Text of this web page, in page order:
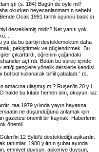
(s. 184) Bugün de öyle mi?
okurken heyecanlanmamın sebebi
Ocak 1991 tarihli üçüncü baskısı
desteklemiş midir? Net yanıtı yok.
ya da bu partiyi desteklemekten daha
pekiştirmek ve güçlendirmek. Bu
çıkarttırdı, öğrenim çağındaki
açtırdı. Bütün bu süreç içinde
ettiği gençlere yönelik derslerle kendisi
bol kullanarak bilfiil çabaladı.” (s.
ulaşmış mı? Ruşen’in 20 yıl
halde bu kitabı hemen alın, okuyun, siz
taa 1979 yılında yayın hayatına
ne düşündüğünü anlamak için,
gazetesi önemli bir kaynak. Haberlerin
önemli.
12 Eylül’ü desteklediği aşikardır.
1980 yılının şubat ayında
emniyet duysun, askeriye duysun,